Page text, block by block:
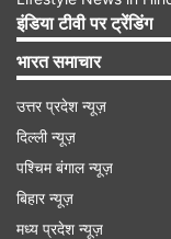
की पीक ब्राइटनेस
IP64 रेटेड है,
खराब नहीं होगा।
इंडिया टीवी पर ट्रेंडिंग
भारत समाचार
उत्तर प्रदेश न्यूज़
दिल्ली न्यूज़
पश्चिम बंगाल न्यूज़
बिहार न्यूज़
मध्य प्रदेश न्यूज़